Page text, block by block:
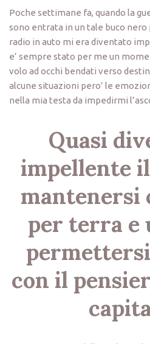
Poche settimane fa, quando la
sono entrata in un tale buco nero
radio in auto mi era diventato
e’ sempre stato per me un
volo ad occhi bendati verso
alcune situazioni pero’ le
nella mia testa da impedirmi
Quasi
impellente
mantenersi
per terra e
con il